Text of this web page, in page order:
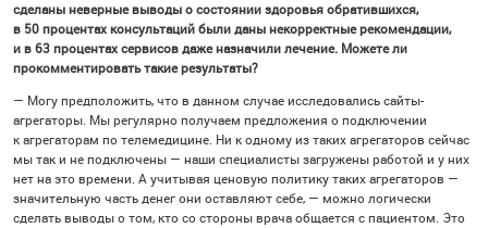
сделаны неверные выводы о состоянии здоровья обратившихся,
в 50 процентах консультаций были даны некорректные рекомендации,
и в 63 процентах сервисов даже назначили лечение. Можете ли
прокомментировать такие результаты?
— Могу предположить, что в данном случае исследовались сайты-
агрегаторы. Мы регулярно получаем предложения о подключении
к агрегаторам по телемедицине. Ни к одному из таких агрегаторов сейчас
мы так и не подключены — наши специалисты загружены работой и у них
нет на это времени. А учитывая ценовую политику таких агрегаторов —
значительную часть денег они оставляют себе, — можно логически
сделать выводы о том, кто со стороны врача общается с пациентом. Это